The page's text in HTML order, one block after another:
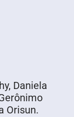
Daniela
Orisun.